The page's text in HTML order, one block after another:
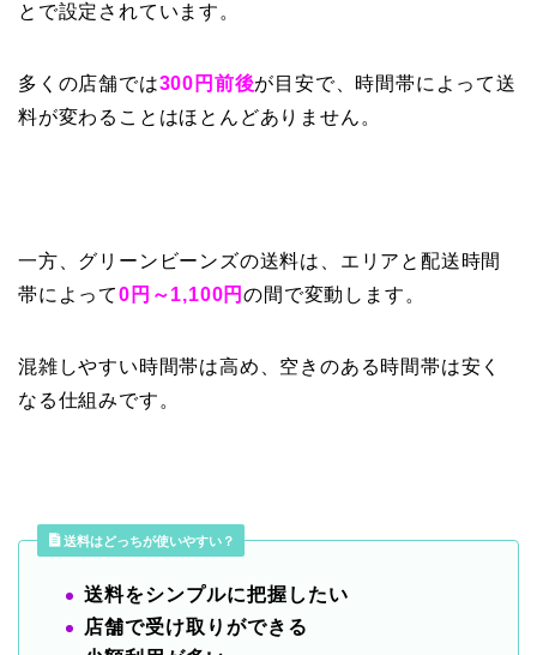
とで設定されています。
多くの店舗では300円前後が目安で、時間帯によって送
料が変わることはほとんどありません。
一方、グリーンビーンズの送料は、エリアと配送時間
帯によって0円～1,100円の間で変動します。
混雑しやすい時間帯は高め、空きのある時間帯は安く
なる仕組みです。
送料はどっちが使いやすい？
送料をシンプルに把握したい
店舗で受け取りができる